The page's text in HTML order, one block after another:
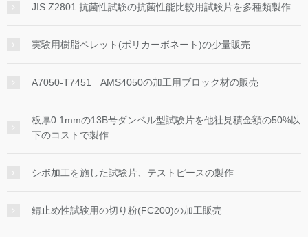
JIS Z2801 抗菌性試験の抗菌性能比較用試験片を多種類製作
実験用樹脂ペレット(ポリカーボネート)の少量販売
A7050-T7451 AMS4050の加工用ブロック材の販売
板厚0.1mmの13B号ダンベル型試験片を他社見積金額の50%以
下のコストで製作
シボ加工を施した試験片、テストピースの製作
錆止め性試験用の切り粉(FC200)の加工販売